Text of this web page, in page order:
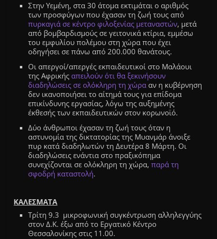
Στην Υεμένη, στα 30 άτομα εκτιμάται ο αριθμός
των προσφύγων που έχασαν τη ζωή τους από
πυρκαγιά σε κέντρο φιλοξενίας μεταναστών, μετά
από βομβαρδισμούς σε γειτονικά κτίρια, εμμέσω
του εμφυλίου πολέμου στη χώρα που έχει
οδηγήσει σε πάνω από 200.000 θανάτους.
Οι απεργοί/απεργές εκπαιδευτικοί στο Μαλάουι
της Αφρικής απειλούν ότι θα ξεκινήσουν
διαδηλώσεις σε ολόκληρη τη χώρα αν η κυβέρνηση
δεν ικανοποιήσει το αίτημά τους για επίδομα
επικίνδυνης εργασίας, λόγω της αυξημένης
έκθεσής των εκπαιδευτικών στον κορωνοϊό.
Δύο άνθρωποι έχασαν τη ζωή τους όταν η
αστυνομία της δικτατορίας της Μυανμάρ άνοιξε
πυρ κατά διαδηλωτών τη Δευτέρα 8 Μάρτη. Οι
διαδηλώσεις ενάντια στο πραξικόπημα
συνεχίζονται σε ολόκληρη τη χώρα,παρά τη
σφοδρή καταστολή.
ΚΑΛΕΣΜΑΤΑ
Τρίτη 9.3 μικροφωνική συγκέντρωση αλληλεγγύης
στον Δ.Κ. έξω από το Εργατικό Κέντρο
Θεσσαλονίκης στις 11.00.